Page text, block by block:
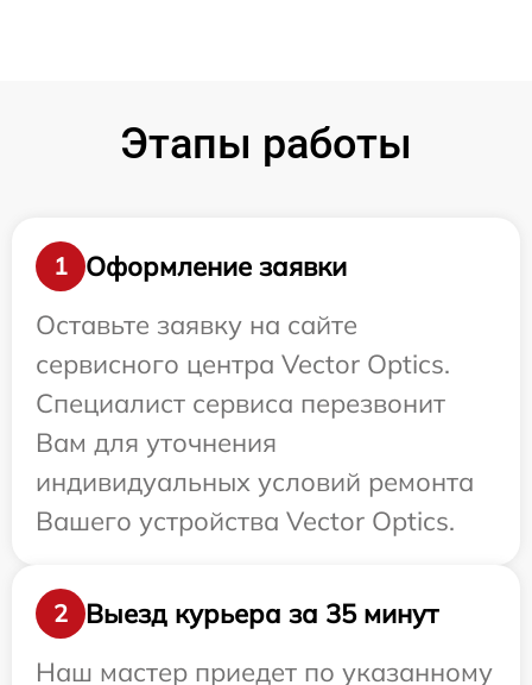
Этапы работы
1
Оформление заявки
Оставьте заявку на сайте
сервисного центра Vector Optics.
Специалист сервиса перезвонит
Вам для уточнения
индивидуальных условий ремонта
Вашего устройства Vector Optics.
2
Выезд курьера за 35 минут
Наш мастер приедет по указанному